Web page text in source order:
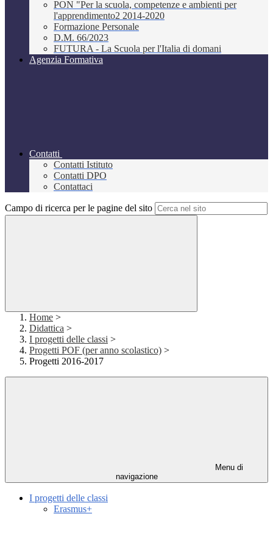
PON "Per la scuola, competenze e ambienti per
l'apprendimento2 2014-2020
Formazione Personale
D.M. 66/2023
FUTURA - La Scuola per l'Italia di domani
Agenzia Formativa
Contatti
Contatti Istituto
Contatti DPO
Contattaci
Campo di ricerca per le pagine del sito
Home >
Didattica >
I progetti delle classi >
Progetti POF (per anno scolastico) >
Progetti 2016-2017
Menu di
navigazione
I progetti delle classi
Erasmus+